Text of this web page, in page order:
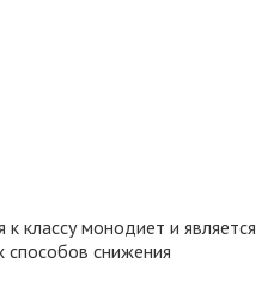
к классу монодиет и является
снижения